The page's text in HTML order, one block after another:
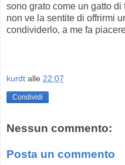
sono grato come un gatto
non ve la sentite di offrirmi
condividerlo, a me fa
kurdt alle 22:07
Condividi
Nessun commento:
Posta un commento